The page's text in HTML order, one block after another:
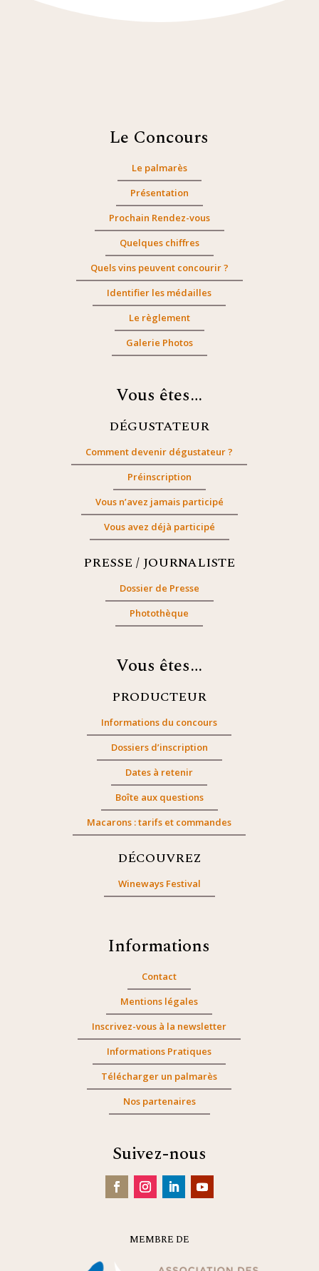
Le Concours
Le palmarès
Présentation
Prochain Rendez-vous
Quelques chiffres
Quels vins peuvent concourir ?
Identifier les médailles
Le règlement
Galerie Photos
Vous êtes…
DÉGUSTATEUR
Comment devenir dégustateur ?
Préinscription
Vous n’avez jamais participé
Vous avez déjà participé
PRESSE / JOURNALISTE
Dossier de Presse
Photothèque
Vous êtes…
PRODUCTEUR
Informations du concours
Dossiers d’inscription
Dates à retenir
Boîte aux questions
Macarons : tarifs et commandes
DÉCOUVREZ
Wineways Festival
Informations
Contact
Mentions légales
Inscrivez-vous à la newsletter
Informations Pratiques
Télécharger un palmarès
Nos partenaires
Suivez-nous
MEMBRE DE